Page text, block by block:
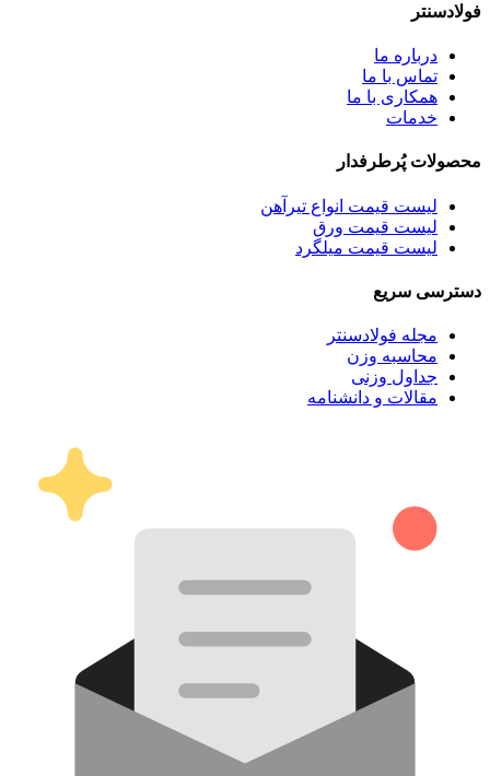
فولادسنتر
درباره ما
تماس با ما
همکاری با ما
خدمات
محصولات پُرطرفدار
لیست قیمت انواع تیرآهن
لیست قیمت ورق
لیست قیمت میلگرد
دسترسی سریع
مجله فولادسنتر
محاسبه وزن
جداول وزنی
مقالات و دانشنامه